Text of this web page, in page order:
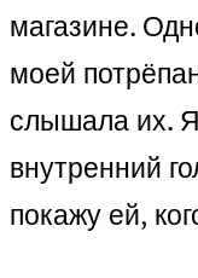
магазине.
моей
слышала их.
внутренний
покажу ей,